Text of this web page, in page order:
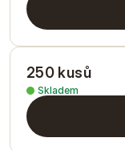
250 kusů
Skladem